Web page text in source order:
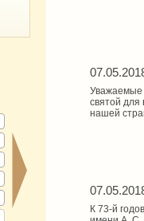
Уважаемые
святой для
нашей
К 73-й